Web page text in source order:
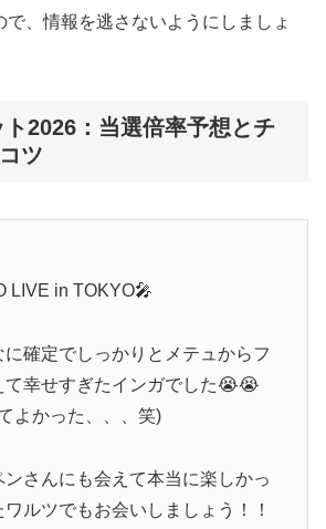
で、情報を逃さないようにしましょ
2026：当選倍率予想とチ
ツ
LIVE in TOKYO🎤
確定でしっかりとメテュからフ
て幸せすぎたインガでした😭😭
よかった、、、笑)
さんにも会えて本当に楽しかっ
ルツでもお会いしましょう！！